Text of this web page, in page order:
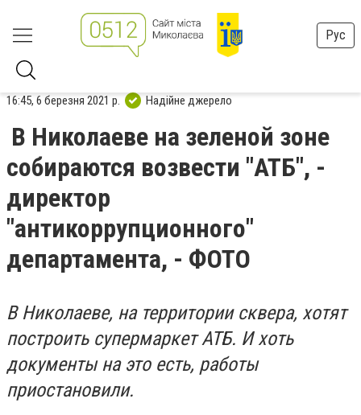
Рус
16:45, 6 березня 2021 р. Надійне джерело
В Николаеве на зеленой зоне
собираются возвести "АТБ", -
директор
"антикоррупционного"
департамента, - ФОТО
В Николаеве, на территории сквера, хотят
построить супермаркет АТБ. И хоть
документы на это есть, работы
приостановили.